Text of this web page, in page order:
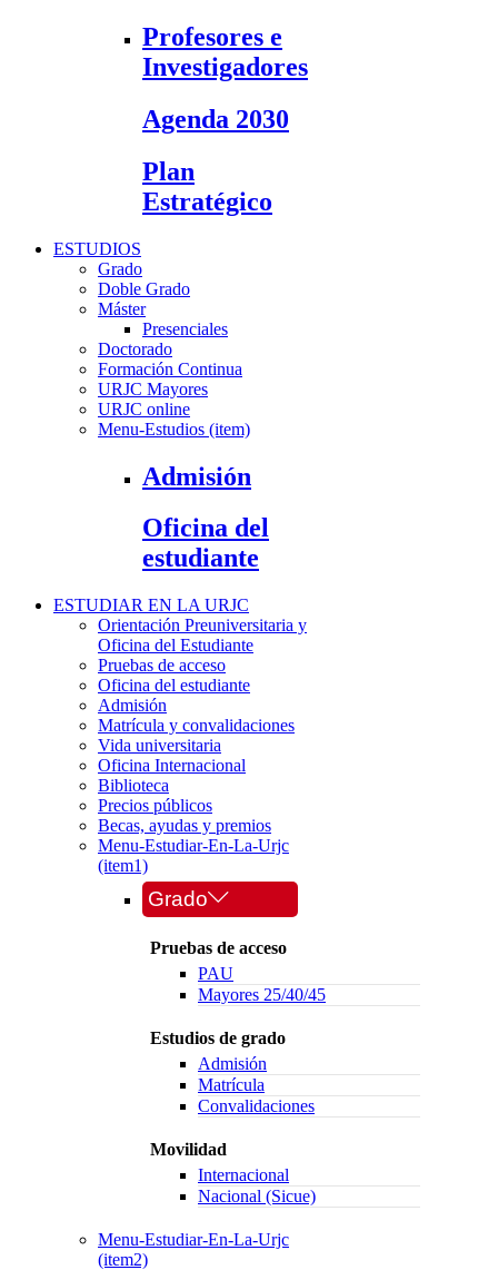
Profesores e
Investigadores
Agenda 2030
Plan
Estratégico
ESTUDIOS
Grado
Doble Grado
Máster
Presenciales
Doctorado
Formación Continua
URJC Mayores
URJC online
Menu-Estudios (item)
Admisión
Oficina del
estudiante
ESTUDIAR EN LA URJC
Orientación Preuniversitaria y
Oficina del Estudiante
Pruebas de acceso
Oficina del estudiante
Admisión
Matrícula y convalidaciones
Vida universitaria
Oficina Internacional
Biblioteca
Precios públicos
Becas, ayudas y premios
Menu-Estudiar-En-La-Urjc
(item1)
Grado
Pruebas de acceso
PAU
Mayores 25/40/45
Estudios de grado
Admisión
Matrícula
Convalidaciones
Movilidad
Internacional
Nacional (Sicue)
Menu-Estudiar-En-La-Urjc
(item2)